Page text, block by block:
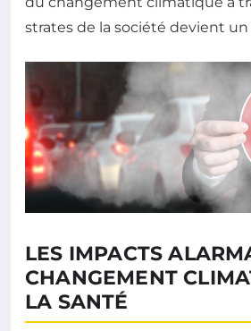
strates de la société devient
LES IMPACTS
CHANGEMENT
LA SANTÉ